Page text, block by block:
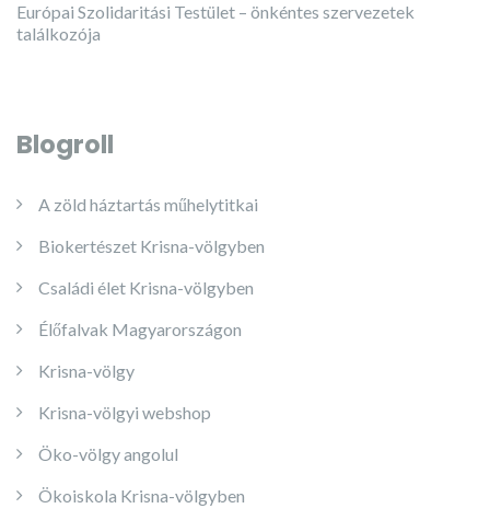
Európai Szolidaritási Testület – önkéntes szervezetek
találkozója
Blogroll
A zöld háztartás műhelytitkai
Biokertészet Krisna-völgyben
Családi élet Krisna-völgyben
Élőfalvak Magyarországon
Krisna-völgy
Krisna-völgyi webshop
Öko-völgy angolul
Ökoiskola Krisna-völgyben